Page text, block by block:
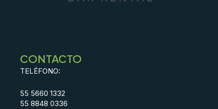
CONTACTO
TELÉFONO:
55 5660 1332
55 8848 0336